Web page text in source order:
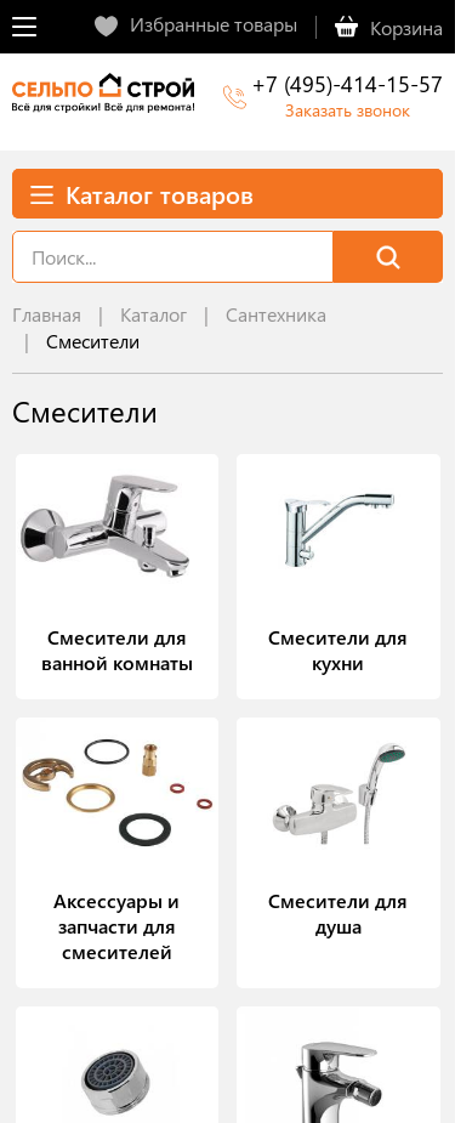
Избранные товары Корзина
+7 (495)-414-15-57
Заказать звонок
Каталог товаров
Главная Каталог
Сантехника
Смесители
Смесители
Смесители для
ванной комнаты
Смесители для
кухни
Аксессуары и
запчасти для
смесителей
Смесители для
душа